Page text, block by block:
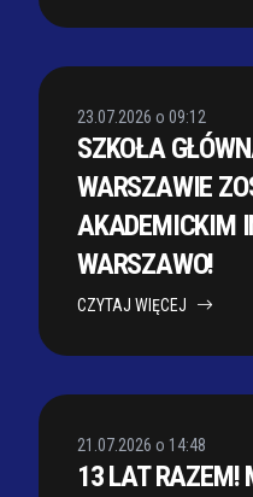
23.07.2026 o 09:12
SZKOŁA
WARSZAWIE
AKADEMICKIM
WARSZAWO!
CZYTAJ WIĘCEJ
21.07.2026 o 14:48
13 LAT RAZEM!